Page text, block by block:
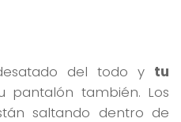
del todo y tu
pantalón también. Los
saltando dentro de